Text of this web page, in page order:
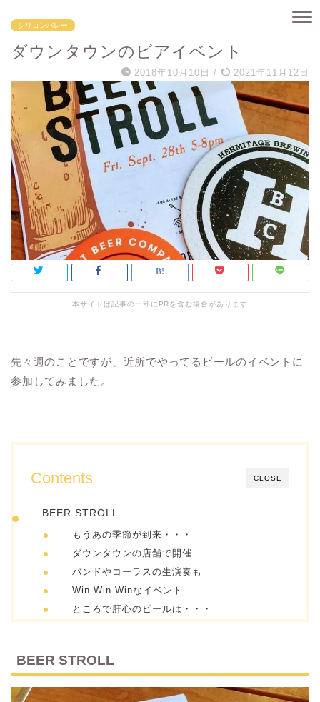
シリコンバレー
ダウンタウンのビアイベント
2018年10月10日 / 2021年11月12日
本サイトは記事の一部にPRを含む場合があります
先々週のことですが、近所でやってるビールのイベントに
参加してみました。
CLOSE
Contents
BEER STROLL
もうあの季節が到来・・・
ダウンタウンの店舗で開催
バンドやコーラスの生演奏も
Win-Win-Winなイベント
ところで肝心のビールは・・・
BEER STROLL